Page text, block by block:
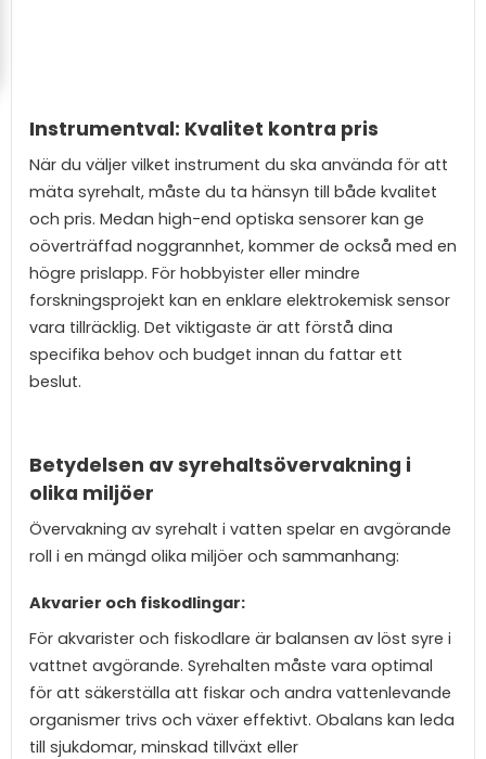
Instrumentval: Kvalitet kontra pris
När du väljer vilket instrument du ska använda för att
mäta syrehalt, måste du ta hänsyn till både kvalitet
och pris. Medan high-end optiska sensorer kan ge
oöverträffad noggrannhet, kommer de också med en
högre prislapp. För hobbyister eller mindre
forskningsprojekt kan en enklare elektrokemisk sensor
vara tillräcklig. Det viktigaste är att förstå dina
specifika behov och budget innan du fattar ett
beslut.
Betydelsen av syrehaltsövervakning i
olika miljöer
Övervakning av syrehalt i vatten spelar en avgörande
roll i en mängd olika miljöer och sammanhang:
Akvarier och fiskodlingar:
För akvarister och fiskodlare är balansen av löst syre i
vattnet avgörande. Syrehalten måste vara optimal
för att säkerställa att fiskar och andra vattenlevande
organismer trivs och växer effektivt. Obalans kan leda
till sjukdomar, minskad tillväxt eller